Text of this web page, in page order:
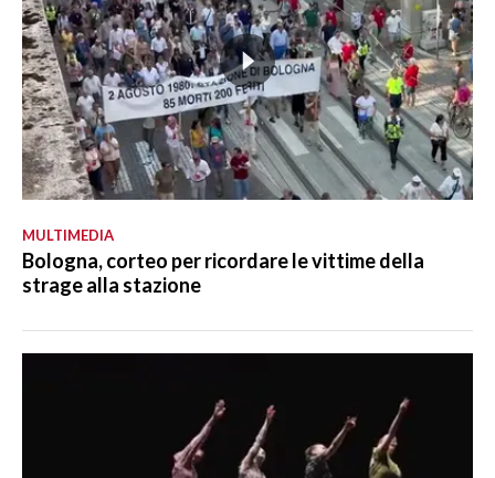
MULTIMEDIA
Bologna, corteo per ricordare le vittime della
strage alla stazione